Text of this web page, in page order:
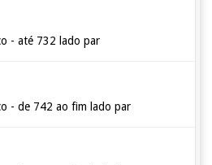
- até 732 lado par
- de 742 ao fim lado par